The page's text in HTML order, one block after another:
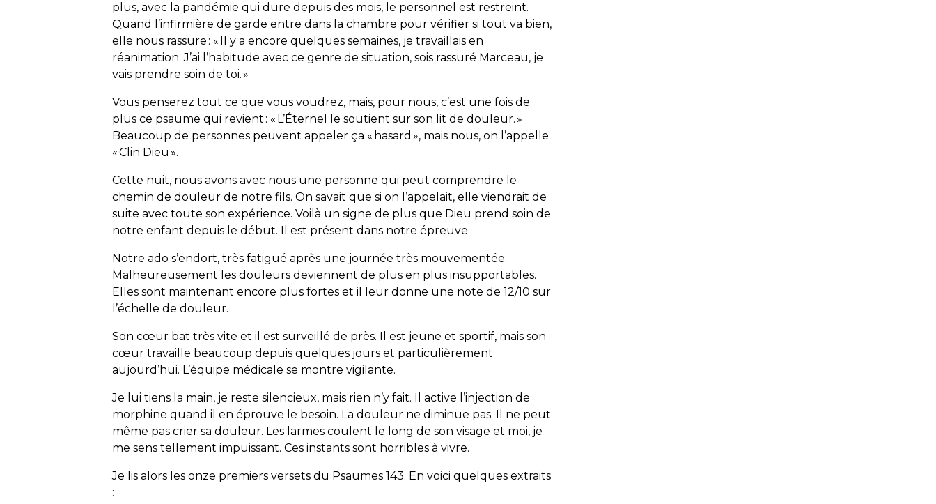
plus, avec la pandémie qui dure depuis des mois, le personnel est restreint.
Quand l’infirmière de garde entre dans la chambre pour vérifier si tout va bien,
elle nous rassure : « Il y a encore quelques semaines, je travaillais en
réanimation. J’ai l’habitude avec ce genre de situation, sois rassuré Marceau, je
vais prendre soin de toi. »
Vous penserez tout ce que vous voudrez, mais, pour nous, c’est une fois de
plus ce psaume qui revient : « L’Éternel le soutient sur son lit de douleur. »
Beaucoup de personnes peuvent appeler ça « hasard », mais nous, on l’appelle
« Clin Dieu ».
Cette nuit, nous avons avec nous une personne qui peut comprendre le
chemin de douleur de notre fils. On savait que si on l’appelait, elle viendrait de
suite avec toute son expérience. Voilà un signe de plus que Dieu prend soin de
notre enfant depuis le début. Il est présent dans notre épreuve.
Notre ado s’endort, très fatigué après une journée très mouvementée.
Malheureusement les douleurs deviennent de plus en plus insupportables.
Elles sont maintenant encore plus fortes et il leur donne une note de 12/10 sur
l’échelle de douleur.
Son cœur bat très vite et il est surveillé de près. Il est jeune et sportif, mais son
cœur travaille beaucoup depuis quelques jours et particulièrement
aujourd’hui. L’équipe médicale se montre vigilante.
Je lui tiens la main, je reste silencieux, mais rien n’y fait. Il active l’injection de
morphine quand il en éprouve le besoin. La douleur ne diminue pas. Il ne peut
même pas crier sa douleur. Les larmes coulent le long de son visage et moi, je
me sens tellement impuissant. Ces instants sont horribles à vivre.
Je lis alors les onze premiers versets du Psaumes 143. En voici quelques extraits
: